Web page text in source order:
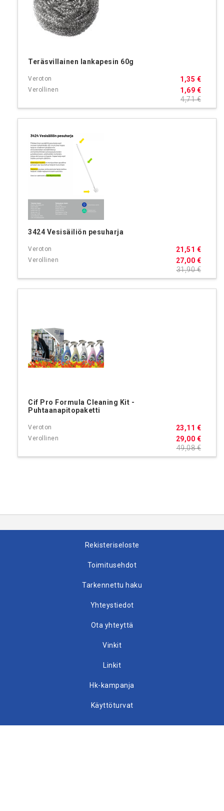
Teräsvillainen lankapesin 60g
1,69 €
1,35 €
4,71 €
3424 Vesisäiliön pesuharja
27,00 €
21,51 €
31,90 €
Cif Pro Formula Cleaning Kit -
Puhtaanapitopaketti
29,00 €
23,11 €
49,08 €
Rekisteriseloste
Toimitusehdot
Tarkennettu haku
Yhteystiedot
Ota yhteyttä
Vinkit
Linkit
Hk-kampanja
Käyttöturvat